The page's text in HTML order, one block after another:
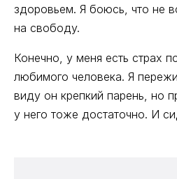
здоровьем. Я боюсь, что не
на свободу.
Конечно, у меня есть страх
любимого человека. Я
виду он крепкий парень, но
у него тоже достаточно. И